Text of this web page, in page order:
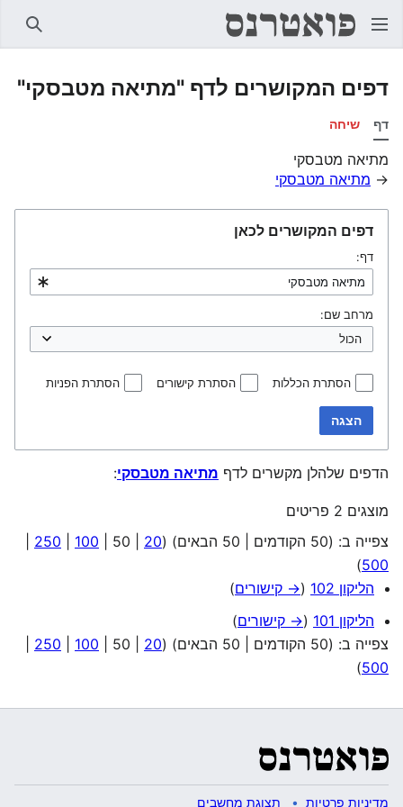
דפים המקושרים לדף "מתיאה מטבסקי"
דף שיחה
מתיאה מטבסקי
→ מתיאה מטבסקי
דפים המקושרים לכאן
דף:
מרחב שם:
הסתרת הכללות הסתרת קישורים הסתרת הפניות
הצגה
הדפים שלהלן מקשרים לדף מתיאה מטבסקי:
מוצגים 2 פריטים
צפייה ב: (50 הקודמים 50 הבאים ) (
20
50
100
250
500
)
הליקון 102
(→ קישורים)
הליקון 101
(→ קישורים)
צפייה ב: (50 הקודמים 50 הבאים ) (
20
50
100
250
500
)
מדיניות פרטיות תצוגת מחשבים